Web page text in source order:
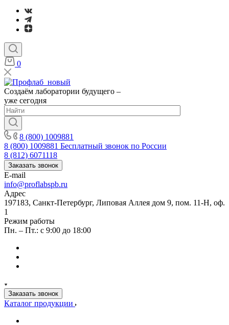
0
Создаём лаборатории будущего –
уже сегодня
8 (800) 1009881
8 (800) 1009881 Бесплатный звонок по России
8 (812) 6071118
Заказать звонок
E-mail
info@proflabspb.ru
Адрес
197183, Санкт-Петербург, Липовая Аллея дом 9, пом. 11-Н, оф.
1
Режим работы
Пн. – Пт.: с 9:00 до 18:00
Заказать звонок
Каталог продукции